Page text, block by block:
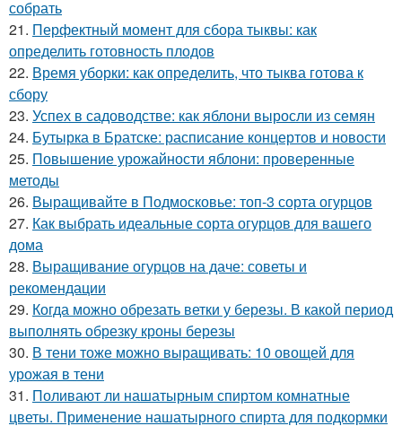
собрать
21. Перфектный момент для сбора тыквы: как
определить готовность плодов
22. Время уборки: как определить, что тыква готова к
сбору
23. Успех в садоводстве: как яблони выросли из семян
24. Бутырка в Братске: расписание концертов и новости
25. Повышение урожайности яблони: проверенные
методы
26. Выращивайте в Подмосковье: топ-3 сорта огурцов
27. Как выбрать идеальные сорта огурцов для вашего
дома
28. Выращивание огурцов на даче: советы и
рекомендации
29. Когда можно обрезать ветки у березы. В какой период
выполнять обрезку кроны березы
30. В тени тоже можно выращивать: 10 овощей для
урожая в тени
31. Поливают ли нашатырным спиртом комнатные
цветы. Применение нашатырного спирта для подкормки